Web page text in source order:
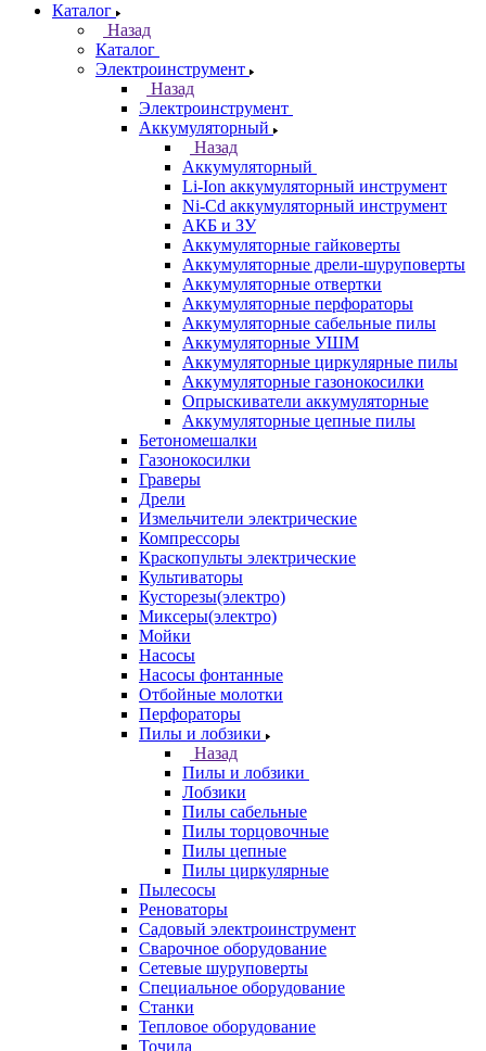
Каталог
Назад
Каталог
Электроинструмент
Назад
Электроинструмент
Аккумуляторный
Назад
Аккумуляторный
Li-Ion аккумуляторный инструмент
Ni-Cd аккумуляторный инструмент
АКБ и ЗУ
Аккумуляторные гайковерты
Аккумуляторные дрели-шуруповерты
Аккумуляторные отвертки
Аккумуляторные перфораторы
Аккумуляторные сабельные пилы
Аккумуляторные УШМ
Аккумуляторные циркулярные пилы
Аккумуляторные газонокосилки
Опрыскиватели аккумуляторные
Аккумуляторные цепные пилы
Бетономешалки
Газонокосилки
Граверы
Дрели
Измельчители электрические
Компрессоры
Краскопульты электрические
Культиваторы
Кусторезы(электро)
Миксеры(электро)
Мойки
Насосы
Насосы фонтанные
Отбойные молотки
Перфораторы
Пилы и лобзики
Назад
Пилы и лобзики
Лобзики
Пилы сабельные
Пилы торцовочные
Пилы цепные
Пилы циркулярные
Пылесосы
Реноваторы
Садовый электроинструмент
Сварочное оборудование
Сетевые шуруповерты
Специальное оборудование
Станки
Тепловое оборудование
Точила